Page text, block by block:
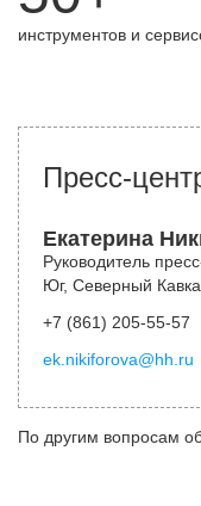
инструментов и
Пресс-
Екатерина
Руководитель
Юг, Северный
+7 (861) 205-55-57
ek.nikiforova@hh.ru
По другим вопросам